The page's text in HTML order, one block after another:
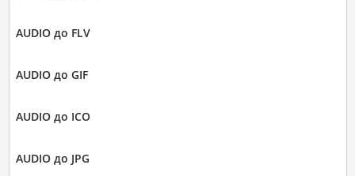
AUDIO до FLV
AUDIO до GIF
AUDIO до ICO
AUDIO до JPG